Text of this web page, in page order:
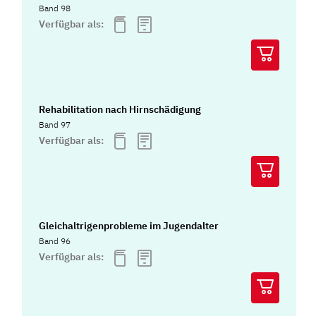
Band 98
Verfügbar als:
Rehabilitation nach Hirnschädigung
Band 97
Verfügbar als:
Gleichaltrigenprobleme im Jugendalter
Band 96
Verfügbar als: